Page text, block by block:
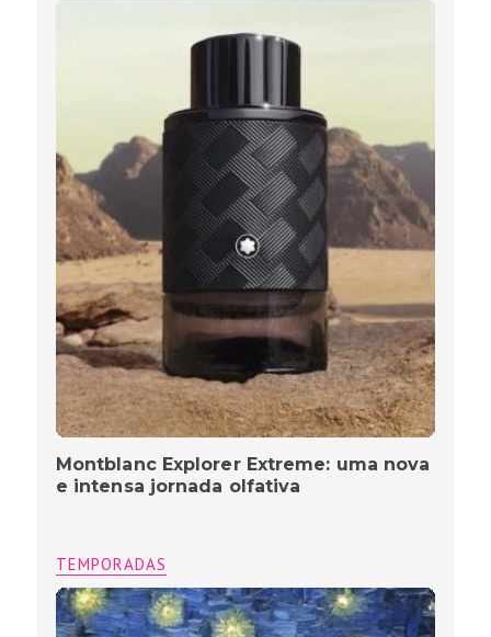
Montblanc Explorer Extreme: uma nova
e intensa jornada olfativa
TEMPORADAS